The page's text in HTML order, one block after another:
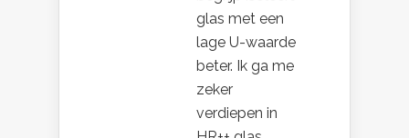
glas met een
lage U-waarde
beter. Ik ga me
zeker
verdiepen in